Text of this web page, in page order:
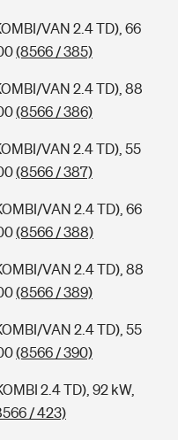
VAN 2.4 TD), 66
(8566 / 385)
VAN 2.4 TD), 88
(8566 / 386)
VAN 2.4 TD), 55
(8566 / 387)
VAN 2.4 TD), 66
(8566 / 388)
VAN 2.4 TD), 88
(8566 / 389)
VAN 2.4 TD), 55
(8566 / 390)
2.4 TD), 92 kW,
/ 423)